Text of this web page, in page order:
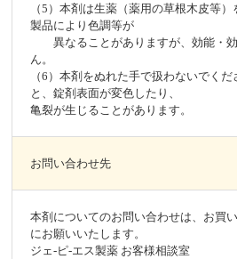
（5）本剤は生薬（薬用の草根木皮等）
製品により色調等が
異なることがありますが、効能・効
ん。
（6）本剤をぬれた手で扱わないでく
と、錠剤表面が変色したり、
亀裂が生じることがあります。
お問い合わせ先
本剤についてのお問い合わせは、お買
にお願いいたします。
ジェ-ピ-エス製薬 お客様相談室